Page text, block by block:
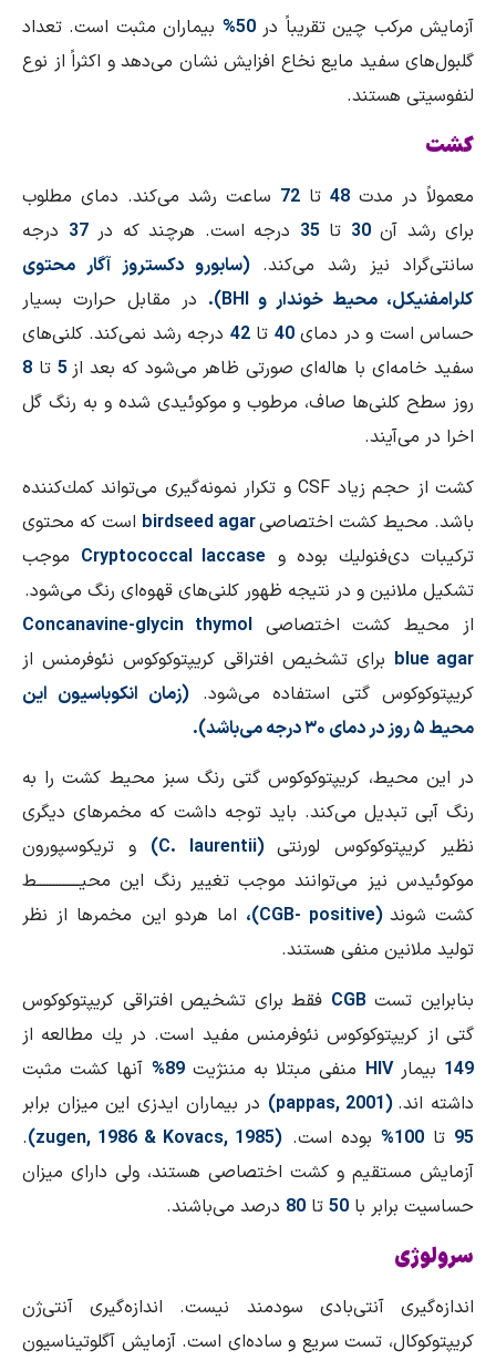
آزمایش مركب چین تقریباً در50%
بیماران مثبت است. تعداد
گلبول‌های سفید مایع نخاع افزایش نشان می‌دهد و اكثراً از نوع
لنفوسیتی هستند.
كشت
معمولاً در مدت 48 تا 72 ساعت رشد می‌كند. دمای مطلوب
برای رشد آن30 تا35 درجه است. هرچند كه در37 درجه
سانتی‌گراد نیز رشد می‌كند.(سابورو دكستروز آگار محتوی
كلرامفنیكل، محیط خوندار و BHI).
در مقابل حرارت بسیار
حساس است و در دمای40 تا42 درجه رشد نمی‌كند. كلنی‌های
سفید خامه‌ای با هاله‌ای صورتی ظاهر می‌شود كه بعد از 5 تا 8
روز سطح كلنی‌ها صاف، مرطوب و موكوئیدی شده و به رنگ گل
اخرا در می‌آیند.
كشت از حجم زیاد CSF و تكرار نمونه‌گیری می‌تواند كمك‌كننده
باشد. محیط كشت اختصاصیbirdseed agar
است كه محتوی
تركیبات دی‌فنولیك بوده و Cryptococcal laccase موجب
تشكیل ملانین و در نتیجه ظهور كلنی‌های قهوه‌ای رنگ می‌شود.
از محیط كشت اختصاصیConcanavine-glycin thymol
blue agar برای تشخیص افتراقی كریپتوكوكوس نئوفرمنس از
كریپتوكوكوس گتی استفاده می‌شود. (زمان انكوباسیون این
محیط ۵ روز در دمای ۳۰ درجه می‌باشد).
در این محیط، كریپتوكوكوس گتی رنگ سبز محیط كشت را به
رنگ آبی تبدیل می‌كند. باید توجه داشت كه مخمرهای دیگری
نظیر كریپتوكوكوس لورنتی (C. laurentii)
و تریكوسپورون
موكوئیدس نیز می‌توانند موجب تغییر رنگ این محیـــــــــــــط
كشت شوند (CGB- positive)،
اما هردو این مخمرها از نظر
تولید ملانین منفی هستند.
بنابراین تستCGB فقط برای تشخیص افتراقی كریپتوكوكوس
گتی از كریپتوكوكوس نئوفرمنس مفید است. در یك مطالعه از
149 بیمارHIV منفی مبتلا به مننژیت89%
آنها كشت مثبت
داشته اند. (pappas, 2001)
در بیماران ایدزی این میزان برابر
95 تا100% بوده است. (zugen, 1986 & Kovacs, 1985)
.
آزمایش مستقیم و كشت اختصاصی هستند، ولی دارای میزان
حساسیت برابر با 50 تا 80 درصد می‌باشند.
سرولوژی
اندازه‌گیری آنتی‌بادی سودمند نیست. اندازه‌گیری آنتی‌ژن
كریپتوكوكال، تست سریع و ساده‌ای است. آزمایش آگلوتیناسیون